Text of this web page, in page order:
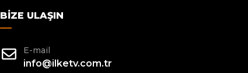
BIZE ULAŞIN
E-mail
info@ilketv.com.tr